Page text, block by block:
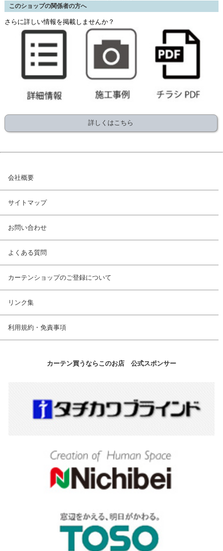
このショップの関係者の方へ
さらに詳しい情報を掲載しませんか？
詳しくはこちら
会社概要
サイトマップ
お問い合わせ
よくある質問
カーテンショップのご登録について
リンク集
利用規約・免責事項
カーテン買うならこのお店 公式スポンサー